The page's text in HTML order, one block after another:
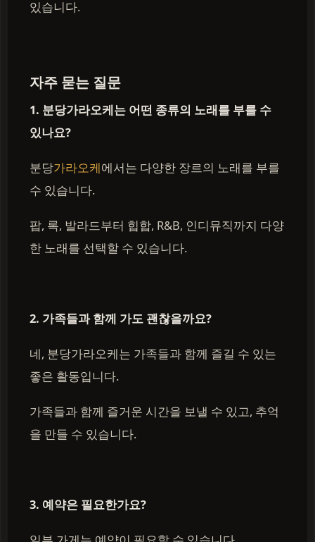
있습니다.
자주 묻는 질문
1. 분당가라오케는 어떤 종류의 노래를 부를 수
있나요?
분당가라오케에서는 다양한 장르의 노래를 부를
수 있습니다.
팝, 록, 발라드부터 힙합, R&B, 인디뮤직까지 다양
한 노래를 선택할 수 있습니다.
2. 가족들과 함께 가도 괜찮을까요?
네, 분당가라오케는 가족들과 함께 즐길 수 있는
좋은 활동입니다.
가족들과 함께 즐거운 시간을 보낼 수 있고, 추억
을 만들 수 있습니다.
3. 예약은 필요한가요?